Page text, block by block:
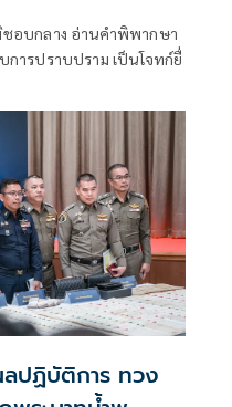
อบกลาง อ่านคำพิพากษา
ารปราบปราม เป็นโจทก์ยื่
ปฏิบัติการ ทวง